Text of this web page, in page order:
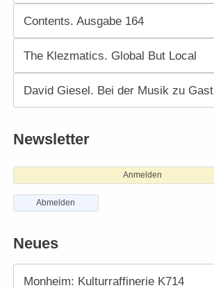
Contents. Ausgabe 164
The Klezmatics. Global But Local
David Giesel. Bei der Musik zu Gast
Newsletter
Anmelden
Abmelden
Neues
Monheim: Kulturraffinerie K714